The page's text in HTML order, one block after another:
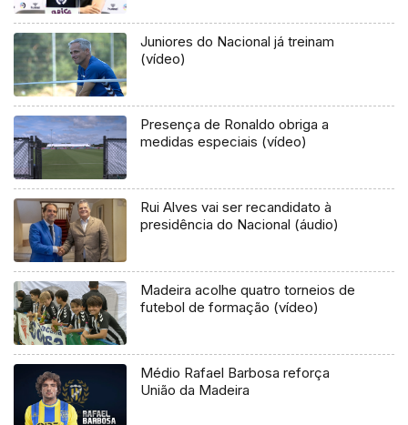
Juniores do Nacional já treinam
(vídeo)
Presença de Ronaldo obriga a
medidas especiais (vídeo)
Rui Alves vai ser recandidato à
presidência do Nacional (áudio)
Madeira acolhe quatro torneios de
futebol de formação (vídeo)
Médio Rafael Barbosa reforça
União da Madeira